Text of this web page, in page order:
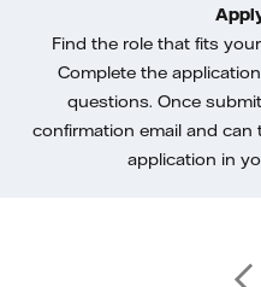
Find the role that fits
Complete the
questions. Once
confirmation email and
application in